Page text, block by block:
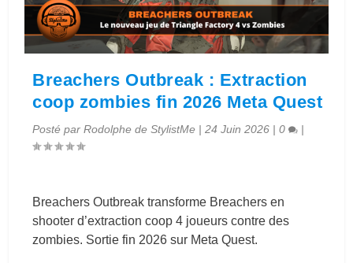
Breachers Outbreak : Extraction
coop zombies fin 2026 Meta Quest
Posté parRodolphe de StylistMe |24 Juin 2026 |0 |
Breachers Outbreak transforme Breachers en
shooter d’extraction coop 4 joueurs contre des
zombies. Sortie fin 2026 sur Meta Quest.